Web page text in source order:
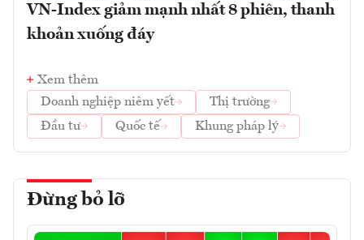
VN-Index giảm mạnh nhất 8 phiên, thanh
khoản xuống đáy
Xem thêm
Doanh nghiệp niêm yết
Thị trường
Đầu tư
Quốc tế Khung pháp lý
Đừng bỏ lỡ